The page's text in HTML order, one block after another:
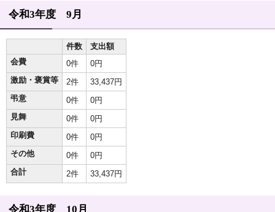
令和3年度 9月
件数
支出額
会費
0件
0円
激励・褒賞等
2件
33,437円
弔意
0件
0円
見舞
0件
0円
印刷費
0件
0円
その他
0件
0円
合計
2件 33,437円
令和3年度 10月